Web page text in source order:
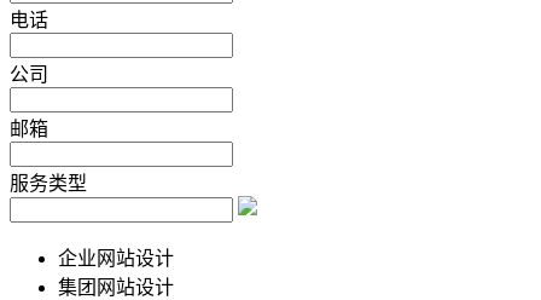
电话
公司
邮箱
服务类型
企业网站设计
集团网站设计